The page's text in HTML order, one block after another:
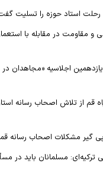
رحلت استاد حوزه را تسلیت
و مقاومت در مقابله با
اجلاسیه «مجاهدان
قم از تلاش اصحاب رسانه
گیر مشکلات اصحاب رسانه
ترکیه‌ای: مسلمانان باید در